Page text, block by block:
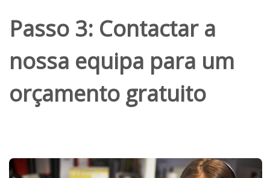
Passo 3: Contactar a
nossa equipa para um
orçamento gratuito